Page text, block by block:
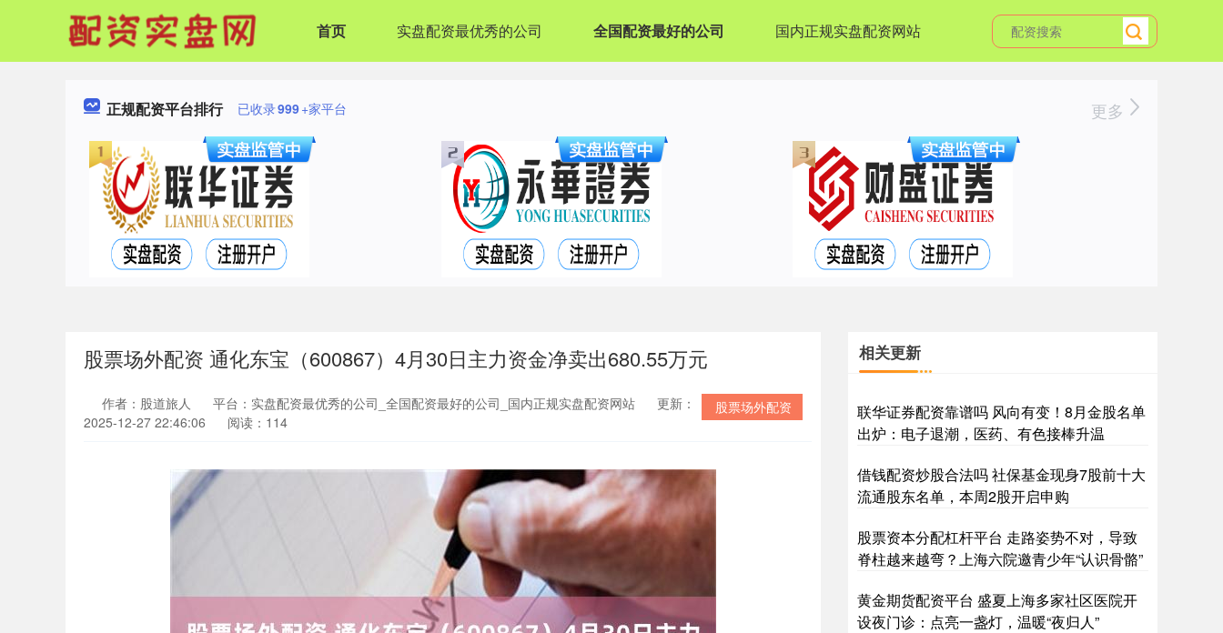
首页 实盘配资最优秀的公司 全国配资最好的公司 国内正规实盘配资网站
正规配资平台排行 已收录999+家平台 更多
股票场外配资 通化东宝（600867）4月30日主力资金净卖出680.55万元
股票场外配资
作者：股道旅人 平台：实盘配资最优秀的公司_全国配资最好的公司_国内正规实盘配资网站
更新：
2025-12-27 22:46:06
阅读：114
相关更新
联华证券配资靠谱吗 风向有变！8月金股名单
出炉：电子退潮，医药、有色接棒升温
借钱配资炒股合法吗 社保基金现身7股前十大
流通股东名单，本周2股开启申购
股票资本分配杠杆平台 走路姿势不对，导致
脊柱越来越弯？上海六院邀青少年“认识骨骼”
黄金期货配资平台 盛夏上海多家社区医院开
设夜门诊：点亮一盏灯，温暖“夜归人”